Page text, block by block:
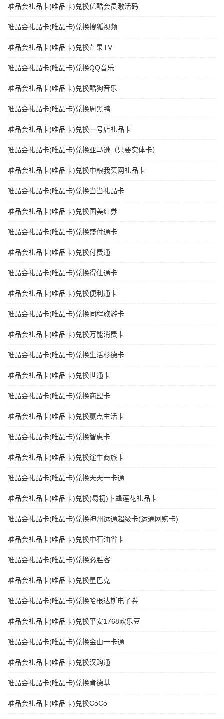
唯品会礼品卡(唯品卡)兑换优酷会员激活码
唯品会礼品卡(唯品卡)兑换搜狐视频
唯品会礼品卡(唯品卡)兑换芒果TV
唯品会礼品卡(唯品卡)兑换QQ音乐
唯品会礼品卡(唯品卡)兑换酷狗音乐
唯品会礼品卡(唯品卡)兑换周黑鸭
唯品会礼品卡(唯品卡)兑换一号店礼品卡
唯品会礼品卡(唯品卡)兑换亚马逊（只要实体卡）
唯品会礼品卡(唯品卡)兑换中粮我买网礼品卡
唯品会礼品卡(唯品卡)兑换当当礼品卡
唯品会礼品卡(唯品卡)兑换国美红券
唯品会礼品卡(唯品卡)兑换盛付通卡
唯品会礼品卡(唯品卡)兑换付费通
唯品会礼品卡(唯品卡)兑换得仕通卡
唯品会礼品卡(唯品卡)兑换便利通卡
唯品会礼品卡(唯品卡)兑换同程旅游卡
唯品会礼品卡(唯品卡)兑换万能消费卡
唯品会礼品卡(唯品卡)兑换生活杉德卡
唯品会礼品卡(唯品卡)兑换世通卡
唯品会礼品卡(唯品卡)兑换商盟卡
唯品会礼品卡(唯品卡)兑换赢点生活卡
唯品会礼品卡(唯品卡)兑换智惠卡
唯品会礼品卡(唯品卡)兑换途牛商旅卡
唯品会礼品卡(唯品卡)兑换天天一卡通
唯品会礼品卡(唯品卡)兑换(易初)卜蜂莲花礼品卡
唯品会礼品卡(唯品卡)兑换神州运通超级卡(运通网购卡)
唯品会礼品卡(唯品卡)兑换中石油省卡
唯品会礼品卡(唯品卡)兑换必胜客
唯品会礼品卡(唯品卡)兑换星巴克
唯品会礼品卡(唯品卡)兑换哈根达斯电子券
唯品会礼品卡(唯品卡)兑换平安1768欢乐豆
唯品会礼品卡(唯品卡)兑换金山一卡通
唯品会礼品卡(唯品卡)兑换汉购通
唯品会礼品卡(唯品卡)兑换肯德基
唯品会礼品卡(唯品卡)兑换CoCo